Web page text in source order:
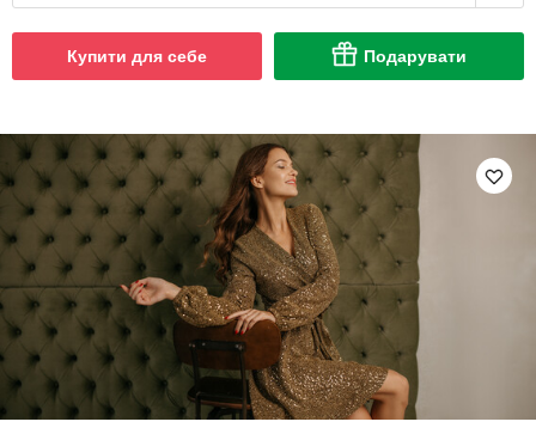
Купити для себе Подарувати